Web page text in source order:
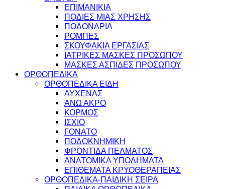
ΕΠΙΜΑΝΙΚΙΑ
ΠΟΔΙΕΣ ΜΙΑΣ ΧΡΗΣΗΣ
ΠΟΔΟΝΑΡΙΑ
ΡΟΜΠΕΣ
ΣΚΟΥΦΑΚΙΑ ΕΡΓΑΣΙΑΣ
ΙΑΤΡΙΚΕΣ ΜΑΣΚΕΣ ΠΡΟΣΩΠΟΥ
ΜΑΣΚΕΣ ΑΣΠΙΔΕΣ ΠΡΟΣΩΠΟΥ
ΟΡΘΟΠΕΔΙΚΑ
ΟΡΘΟΠΕΔΙΚΑ ΕΙΔΗ
ΑΥΧΕΝΑΣ
ΑΝΩ ΑΚΡΟ
ΚΟΡΜΟΣ
ΙΣΧΙΟ
ΓΟΝΑΤΟ
ΠΟΔΟΚΝΗΜΙΚΗ
ΦΡΟΝΤΙΔΑ ΠΕΛΜΑΤΟΣ
ΑΝΑΤΟΜΙΚΑ ΥΠΟΔΗΜΑΤΑ
ΕΠΙΘΕΜΑΤΑ ΚΡΥΟΘΕΡΑΠΕΙΑΣ
ΟΡΘΟΠΕΔΙΚΑ-ΠΑΙΔΙΚΗ ΣΕΙΡΑ